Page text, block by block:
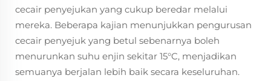
cecair penyejukan yang cukup beredar melalui
mereka. Beberapa kajian menunjukkan pengurusan
cecair penyejuk yang betul sebenarnya boleh
menurunkan suhu enjin sekitar 15°C, menjadikan
semuanya berjalan lebih baik secara keseluruhan.